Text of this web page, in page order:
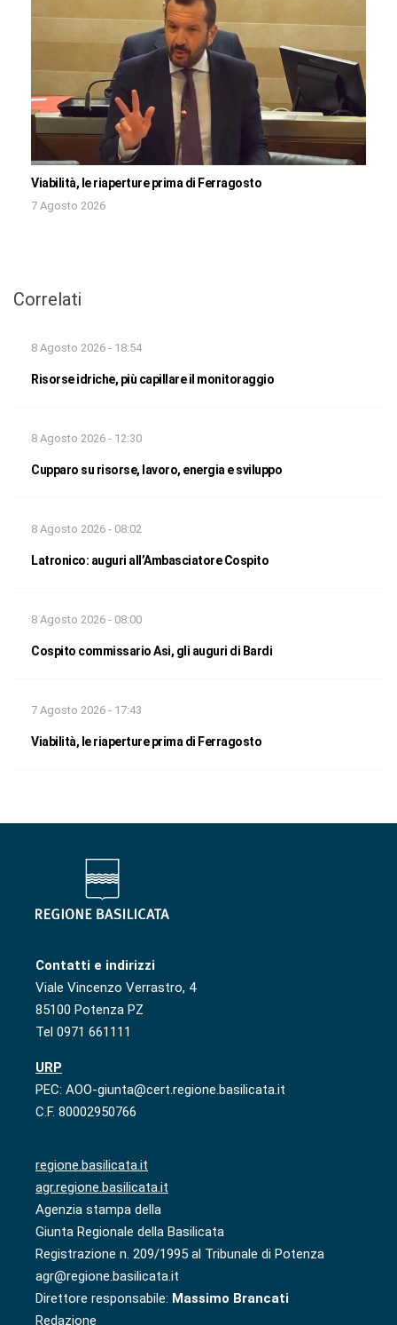
Viabilità, le riaperture prima di Ferragosto
7 Agosto 2026
Correlati
8 Agosto 2026 - 18:54
Risorse idriche, più capillare il monitoraggio
8 Agosto 2026 - 12:30
Cupparo su risorse, lavoro, energia e sviluppo
8 Agosto 2026 - 08:02
Latronico: auguri all’Ambasciatore Cospito
8 Agosto 2026 - 08:00
Cospito commissario Asi, gli auguri di Bardi
7 Agosto 2026 - 17:43
Viabilità, le riaperture prima di Ferragosto
Contatti e indirizzi
Viale Vincenzo Verrastro, 4
85100 Potenza PZ
Tel 0971 661111
URP
PEC: AOO-giunta@cert.regione.basilicata.it
C.F. 80002950766
regione.basilicata.it
agr.regione.basilicata.it
Agenzia stampa della
Giunta Regionale della Basilicata
Registrazione n. 209/1995 al Tribunale di Potenza
agr@regione.basilicata.it
Direttore responsabile: Massimo Brancati
Redazione